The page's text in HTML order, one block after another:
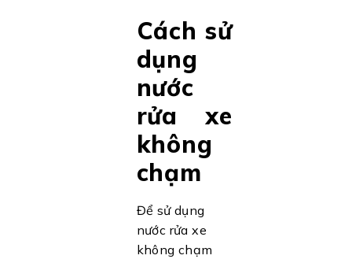
Cách sử
dụng
nước
rửa xe
không
chạm
Để sử dụng
nước rửa xe
không chạm